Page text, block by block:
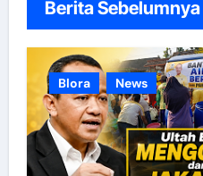
Berita Sebelumnya
Blora News